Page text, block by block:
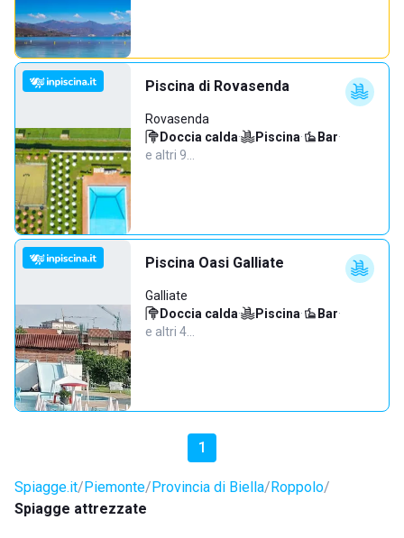
Piscina di Rovasenda
Rovasenda
Doccia calda· Piscina· Bar·
e altri 9…
Piscina Oasi Galliate
Galliate
Doccia calda· Piscina· Bar·
e altri 4…
1
Spiagge.it Piemonte Provincia di Biella Roppolo
Spiagge attrezzate